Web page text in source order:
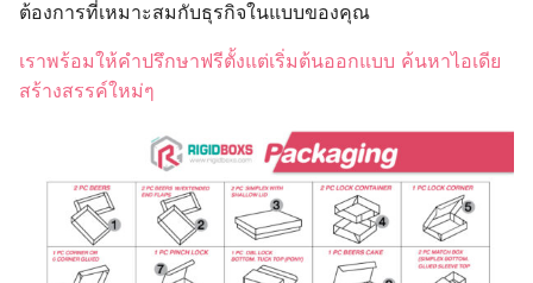
ต้องการที่เหมาะสมกับธุรกิจในแบบของคุณ
เราพร้อมให้คำปรึกษาฟรีตั้งแต่เริ่มต้นออกแบบ ค้นหาไอเดีย
สร้างสรรค์ใหม่ๆ